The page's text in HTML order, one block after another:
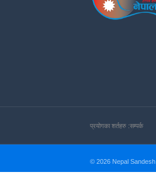
प्रयोगका शर्तहरु :सम्पर्क
© 2026 Nepal Sandesh